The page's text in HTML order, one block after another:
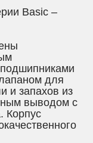
Basic –
для
и запахов из
выводом с
Корпус